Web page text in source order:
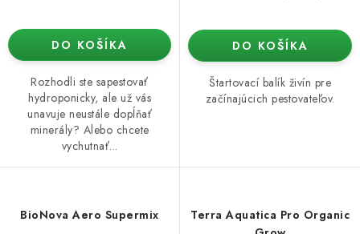
DO KOŠÍKA
Rozhodli ste sapestovať
hydroponicky, ale už vás
unavuje neustále dopĺňať
minerály? Alebo chcete
vychutnať...
DO KOŠÍKA
Štartovací balík živín pre
začínajúcich pestovateľov.
BioNova Aero Supermix
Terra Aquatica Pro Organic